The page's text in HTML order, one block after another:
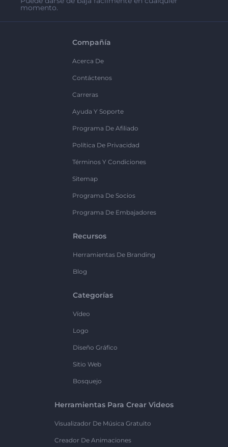
momento.
Compañía
Acerca De
Contáctenos
Carreras
Ayuda Y Soporte
Programa De Afiliado
Política De Privacidad
Términos Y Condiciones
Sitemap
Programa De Socios
Programa De Embajadores
Recursos
Herramientas De Branding
Blog
Categorías
Vídeo
Logo
Diseño Gráfico
Sitio Web
Bosquejo
Herramientas Para Crear Videos
Visualizador De Música Gratuito
Creador De Animaciones